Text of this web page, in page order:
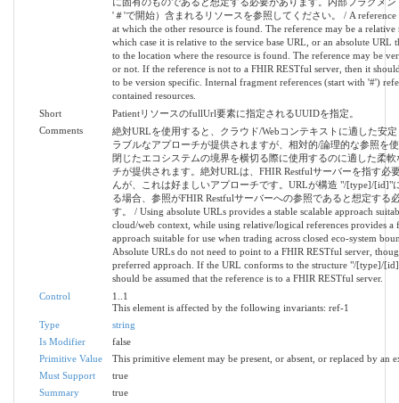
'＃'で開始）含まれるリソースを参照してください。 / A reference
at which the other resource is found. The reference may be a relative
which case it is relative to the service base URL, or an absolute URL
to the location where the resource is found. The reference may be
or not. If the reference is not to a FHIR RESTful server, then it
to be version specific. Internal fragment references (start with '#')
contained resources.
Short
PatientリソースのfullUrl要素に指定されるUUIDを指定。
Comments
絶対URLを使用すると、クラウド/Webコンテキストに適した安
ラブルなアプローチが提供されますが、相対的/論理的な参照を
閉じたエコシステムの境界を横切る際に使用するのに適した柔軟
チが提供されます。絶対URLは、FHIR Restfulサーバーを指す必
んが、これは好ましいアプローチです。URLが構造 "/[type]/[id]"
る場合、参照がFHIR Restfulサーバーへの参照であると想定する
す。 / Using absolute URLs provides a stable scalable approach
cloud/web context, while using relative/logical references provides a
approach suitable for use when trading across closed eco-system
Absolute URLs do not need to point to a FHIR RESTful server,
preferred approach. If the URL conforms to the structure "/[type]/
should be assumed that the reference is to a FHIR RESTful server.
Control
1..1
This element is affected by the following invariants: ref-1
Type
string
Is Modifier
false
Primitive Value
This primitive element may be present, or absent, or replaced by an
Must Support
true
Summary
true